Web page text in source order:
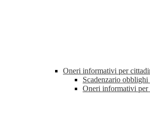
Oneri informativi per
Scadenzario
Oneri informativi per